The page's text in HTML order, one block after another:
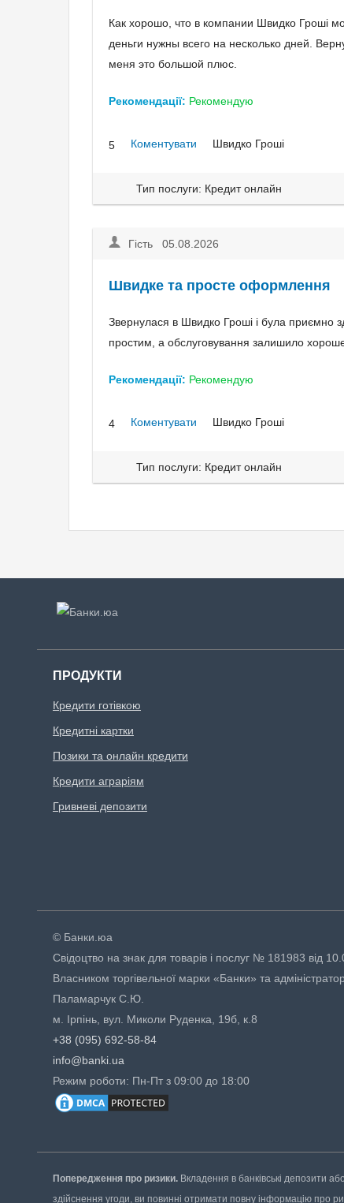
Как хорошо, что в компании Швидко Гроші
деньги нужны всего на несколько дней.
меня это большой плюс.
Рекомендації: Рекомендую
5 Коментувати Швидко Гроші
Тип послуги: Кредит онлайн
Гість 05.08.2026
Швидке та просте оформлення
Звернулася в Швидко Гроші і була
простим, а обслуговування залишило
Рекомендації: Рекомендую
4 Коментувати Швидко Гроші
Тип послуги: Кредит онлайн
ПРОДУКТИ
Кредити готівкою
Кредитні картки
Позики та онлайн кредити
Кредити аграріям
Гривневі депозити
© Банки.юа
Свідоцтво на знак для товарів і послуг № 181983 від
Власником торгівельної марки «Банки» та
Паламарчук С.Ю.
м. Ірпінь, вул. Миколи Руденка, 19б, к.8
+38 (095) 692-58-84
info@banki.ua
Режим роботи: Пн-Пт з 09:00 до 18:00
Попередження про ризики. Вкладення в банківські депозити
здійснення угоди, ви повинні отримати повну інформацію про